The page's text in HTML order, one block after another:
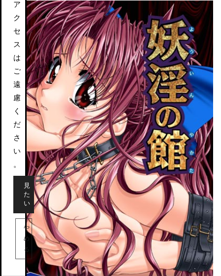
ア
ク
セ
ス
は
ご
遠
慮
く
だ
さ
い
。
見
た
い
や
め
る
AVG